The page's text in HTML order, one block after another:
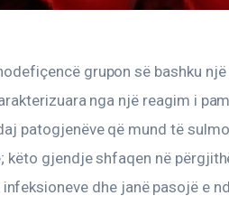
grupon së bashku
nga një reagim i
patogjenëve që mund të
këto gjendje shfaqen në
dhe janë pasojë e